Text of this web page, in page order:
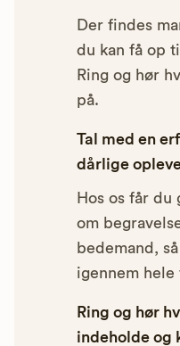
Der findes
du kan få op
Ring og hør
på.
Tal med en
dårlige
Hos os får
om
bedemand,
igennem
Ring og hør
indeholde og